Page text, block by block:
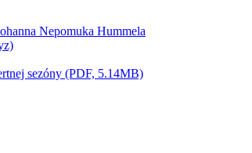
Nepomuka Hummela
sezóny (PDF, 5.14MB)